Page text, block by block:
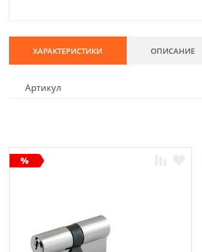
ХАРАКТЕРИСТИКИ ОПИСАНИЕ
Артикул